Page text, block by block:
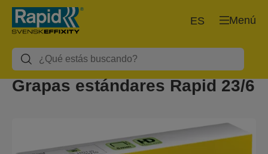
Menú
ES
Grapas estándares Rapid 23/6